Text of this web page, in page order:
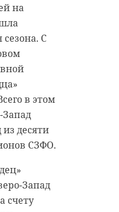
на
С
в этом
десяти
СЗФО.
Запад
счету
слова
- они
и
что их
-
Михаил
к
также
честности и
во
год